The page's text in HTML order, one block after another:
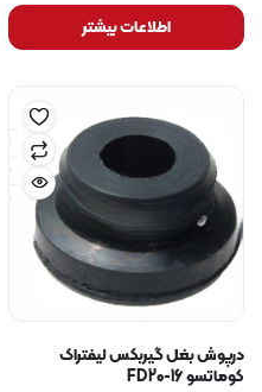
اطلاعات بیشتر
درپوش بغل گیربکس لیفتراک
کوماتسو 16-FD20